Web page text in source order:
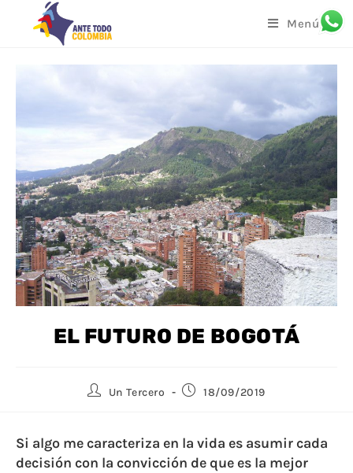
Menú
EL FUTURO DE BOGOTÁ
Un Tercero 18/09/2019
Si algo me caracteriza en la vida es asumir cada
decisión con la convicción de que es la mejor